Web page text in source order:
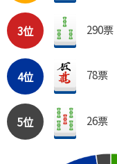
3位 290票
4位 78票
5位 26票